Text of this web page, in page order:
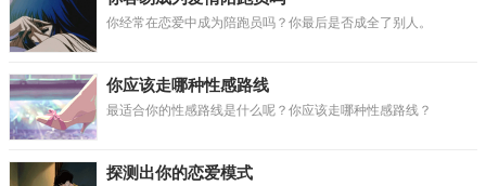
你经常在恋爱中成为陪跑员吗？你最后是否成全了别人。
你应该走哪种性感路线
最适合你的性感路线是什么呢？你应该走哪种性感路线？
探测出你的恋爱模式